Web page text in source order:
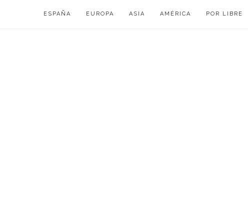
ESPAÑA EUROPA ASIA AMÉRICA POR LIBRE